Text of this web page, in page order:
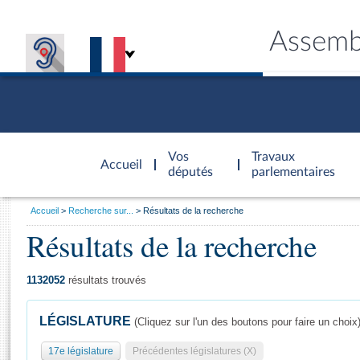
Accueil
d'accueil
Vos
députés
Travaux
parlementaires
Général
Vous
Accueil Recherche sur... Résultats de la recherche
Résultats de la recherche
1132052 résultats trouvés
LÉGISLATURE (Cliquez sur l'un des boutons pour faire un choix)
17e législature Précédentes législatures (X)